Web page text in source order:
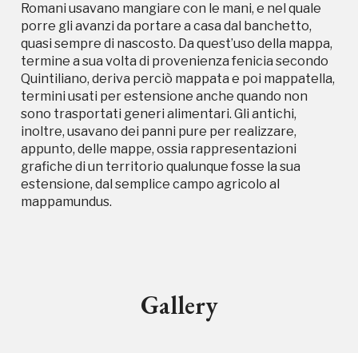
Romani usavano mangiare con le mani, e nel quale
porre gli avanzi da portare a casa dal banchetto,
quasi sempre di nascosto. Da quest’uso della mappa,
termine a sua volta di provenienza fenicia secondo
Quintiliano, deriva perciò mappata e poi mappatella,
termini usati per estensione anche quando non
sono trasportati generi alimentari. Gli antichi,
inoltre, usavano dei panni pure per realizzare,
appunto, delle mappe, ossia rappresentazioni
grafiche di un territorio qualunque fosse la sua
estensione, dal semplice campo agricolo al
mappamundus.
Gallery
Storico campagne in questo
luogo